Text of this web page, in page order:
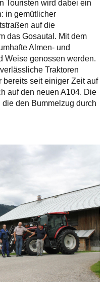
Touristen wird dabei ein
in gemütlicher
auf die
das Gosautal. Mit dem
Almen- und
Weise genossen werden.
Traktoren
seit einiger Zeit auf
auf den neuen A104. Die
den Bummelzug durch